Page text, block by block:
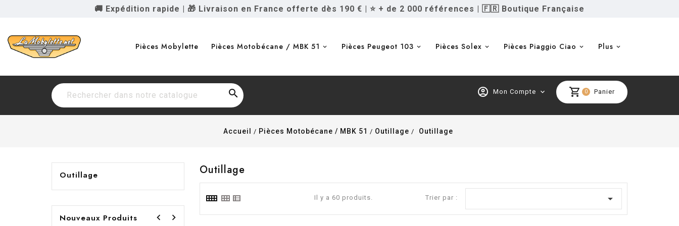
🚚 Expédition rapide | 🎁 Livraison en France offerte dès 190 € | ⭐ + de 2 000 références | 🇫🇷 Boutique Française
Pièces Mobylette Pièces Motobécane / MBK 51 Pièces Peugeot 103 Pièces Solex Pièces Piaggio Ciao Plus
 shopping_cart 0 Panier
account_circle Mon Compte expand_more
Accueil Pièces Motobécane / MBK 51 Outillage Outillage
Outillage
Nouveaux Produits  
Outillage
Il y a 60 produits. Trier par : 